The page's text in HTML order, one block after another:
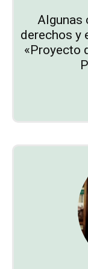
Algunas
derechos y
«Proyecto